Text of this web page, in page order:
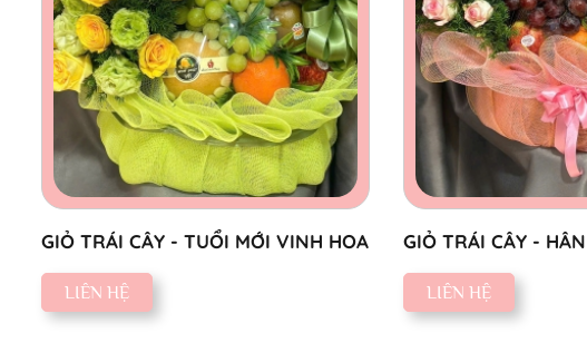
GIỎ TRÁI CÂY - TUỔI MỚI VINH HOA
LIÊN HỆ
GIỎ TRÁI CÂY -
MỪNG
LIÊN HỆ